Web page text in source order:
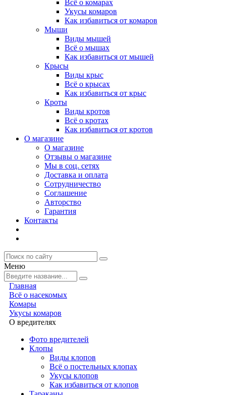
Всё о комарах
Укусы комаров
Как избавиться от комаров
Мыши
Виды мышей
Всё о мышах
Как избавиться от мышей
Крысы
Виды крыс
Всё о крысах
Как избавиться от крыс
Кроты
Виды кротов
Всё о кротах
Как избавиться от кротов
О магазине
О магазине
Отзывы о магазине
Мы в соц. сетях
Доставка и оплата
Сотрудничество
Соглашение
Авторство
Гарантия
Контакты
Меню
Главная
Всё о насекомых
Комары
Укусы комаров
О вредителях
Фото вредителей
Клопы
Виды клопов
Всё о постельных клопах
Укусы клопов
Как избавиться от клопов